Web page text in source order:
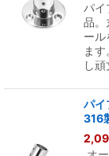
パイ
品。
ール
ま
し
パイ
316